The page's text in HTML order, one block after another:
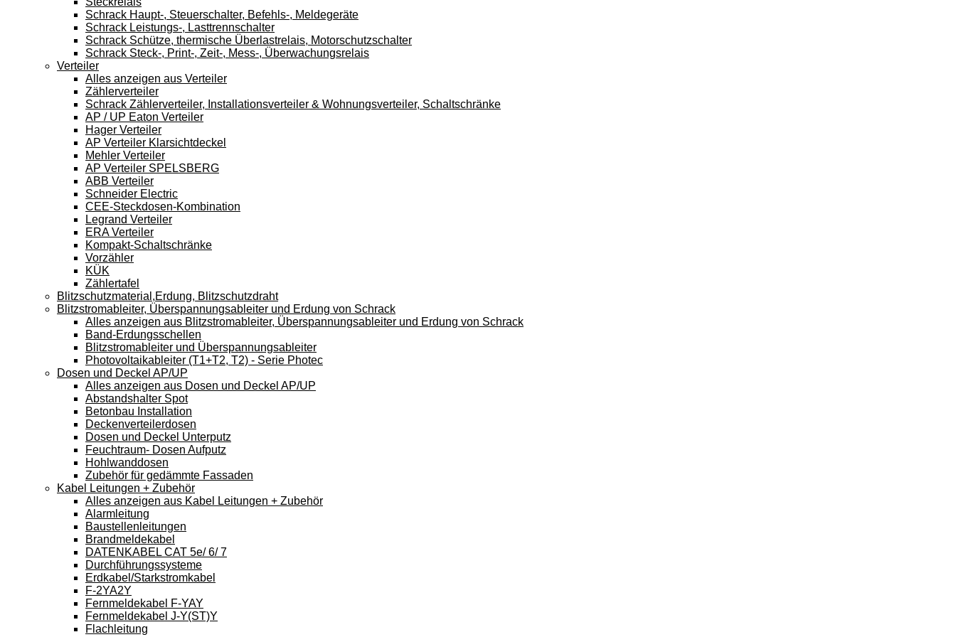
Schrack Haupt-, Steuerschalter, Befehls-, Meldegeräte
Schrack Leistungs-, Lasttrennschalter
Schrack Schütze, thermische Überlastrelais, Motorschutzschalter
Schrack Steck-, Print-, Zeit-, Mess-, Überwachungsrelais
Verteiler
Alles anzeigen aus Verteiler
Zählerverteiler
Schrack Zählerverteiler, Installationsverteiler & Wohnungsverteiler, Schaltschränke
AP / UP Eaton Verteiler
Hager Verteiler
AP Verteiler Klarsichtdeckel
Mehler Verteiler
AP Verteiler SPELSBERG
ABB Verteiler
Schneider Electric
CEE-Steckdosen-Kombination
Legrand Verteiler
ERA Verteiler
Kompakt-Schaltschränke
Vorzähler
KÜK
Zählertafel
Blitzschutzmaterial,Erdung, Blitzschutzdraht
Blitzstromableiter, Überspannungsableiter und Erdung von Schrack
Alles anzeigen aus Blitzstromableiter, Überspannungsableiter und Erdung von Schrack
Band-Erdungsschellen
Blitzstromableiter und Überspannungsableiter
Photovoltaikableiter (T1+T2, T2) - Serie Photec
Dosen und Deckel AP/UP
Alles anzeigen aus Dosen und Deckel AP/UP
Abstandshalter Spot
Betonbau Installation
Deckenverteilerdosen
Dosen und Deckel Unterputz
Feuchtraum- Dosen Aufputz
Hohlwanddosen
Zubehör für gedämmte Fassaden
Kabel Leitungen + Zubehör
Alles anzeigen aus Kabel Leitungen + Zubehör
Alarmleitung
Baustellenleitungen
Brandmeldekabel
DATENKABEL CAT 5e/ 6/ 7
Durchführungssysteme
Erdkabel/Starkstromkabel
F-2YA2Y
Fernmeldekabel F-YAY
Fernmeldekabel J-Y(ST)Y
Flachleitung